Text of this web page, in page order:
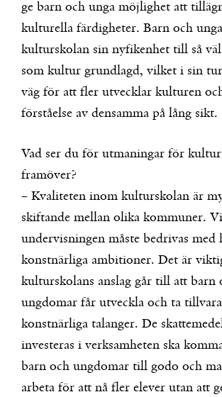
ge barn och unga möjlighet att
kulturella färdigheter. Barn och
kulturskolan sin nyfikenhet till så
som kultur grundlagd, vilket i sin
väg för att fler utvecklar kulturen
förståelse av densamma på lång sikt.
Vad ser du för utmaningar för
framöver?
– Kvaliteten inom kulturskolan är
skiftande mellan olika kommuner.
undervisningen måste bedrivas med
konstnärliga ambitioner. Det är
kulturskolans anslag går till att barn
ungdomar får utveckla och ta
konstnärliga talanger. De
investeras i verksamheten ska
barn och ungdomar till godo och
arbeta för att nå fler elever utan att